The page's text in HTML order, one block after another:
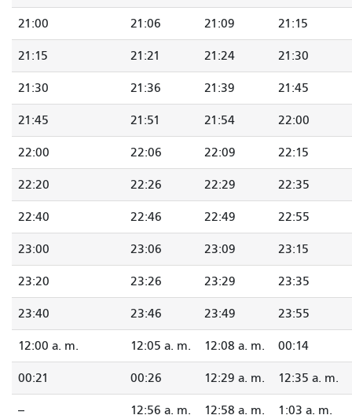
21:00 21:06 21:09 21:15
21:15 21:21 21:24 21:30
21:30 21:36 21:39 21:45
21:45 21:51 21:54 22:00
22:00 22:06 22:09 22:15
22:20 22:26 22:29 22:35
22:40 22:46 22:49 22:55
23:00 23:06 23:09 23:15
23:20 23:26 23:29 23:35
23:40 23:46 23:49 23:55
12:00 a. m. 12:05 a. m. 12:08 a. m. 00:14
00:21 00:26 12:29 a. m. 12:35 a. m.
-- 12:56 a. m. 12:58 a. m. 1:03 a. m.